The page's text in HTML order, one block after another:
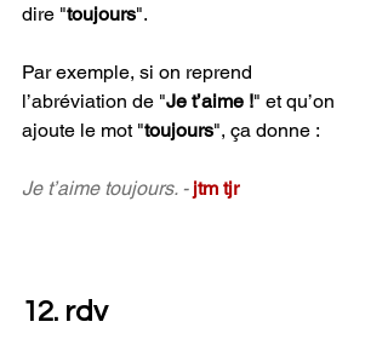
dire "toujours".
Par exemple, si on reprend
l’abréviation de "Je t’aime !" et qu’on
ajoute le mot "toujours", ça donne :
Je t’aime toujours. - jtm tjr
12. rdv